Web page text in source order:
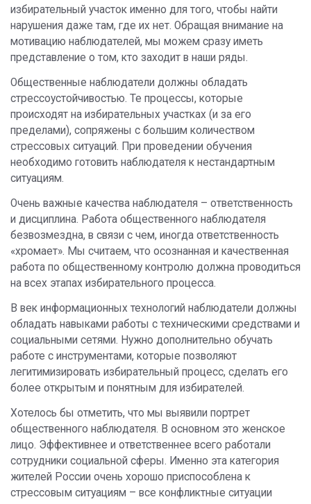
избирательный участок именно для того, чтобы найти
нарушения даже там, где их нет. Обращая внимание на
мотивацию наблюдателей, мы можем сразу иметь
представление о том, кто заходит в наши ряды.
Общественные наблюдатели должны обладать
стрессоустойчивостью. Те процессы, которые
происходят на избирательных участках (и за его
пределами), сопряжены с большим количеством
стрессовых ситуаций. При проведении обучения
необходимо готовить наблюдателя к нестандартным
ситуациям.
Очень важные качества наблюдателя – ответственность
и дисциплина. Работа общественного наблюдателя
безвозмездна, в связи с чем, иногда ответственность
«хромает». Мы считаем, что осознанная и качественная
работа по общественному контролю должна проводиться
на всех этапах избирательного процесса.
В век информационных технологий наблюдатели должны
обладать навыками работы с техническими средствами и
социальными сетями. Нужно дополнительно обучать
работе с инструментами, которые позволяют
легитимизировать избирательный процесс, сделать его
более открытым и понятным для избирателей.
Хотелось бы отметить, что мы выявили портрет
общественного наблюдателя. В основном это женское
лицо. Эффективнее и ответственнее всего работали
сотрудники социальной сферы. Именно эта категория
жителей России очень хорошо приспособлена к
стрессовым ситуациям – все конфликтные ситуации